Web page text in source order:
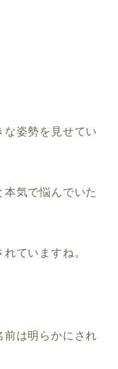
姿勢を見せてい
気で悩んでいた
ていますね。
前は明らかにされ